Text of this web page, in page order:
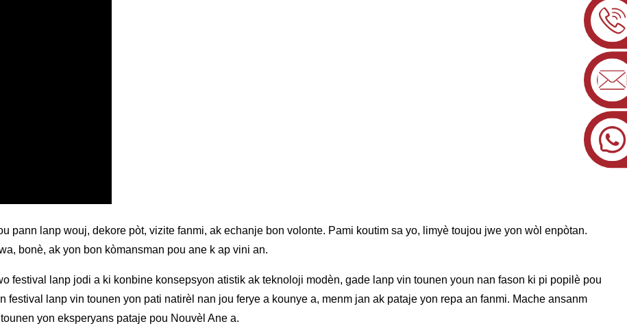
pann lanp wouj, dekore pòt, vizite fanmi, ak echanje bon volonte. Pami koutim sa yo, limyè toujou jwe yon wòl enpòtan.
bonè, ak yon bon kòmansman pou ane k ap vini an.
festival lanp jodi a ki konbine konsepsyon atistik ak teknoloji modèn, gade lanp vin tounen youn nan fason ki pi popilè pou
lanp vin tounen yon pati natirèl nan jou ferye a kounye a, menm jan ak pataje yon repa an fanmi. Mache ansanm
yon eksperyans pataje pou Nouvèl Ane a.